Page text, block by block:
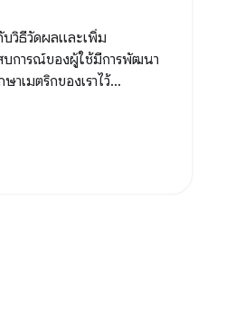
บวิธีวัดผลและเพิ่ม
การณ์ของผู้ใช้มีการพัฒนา
าเมตริกของเราไว้...